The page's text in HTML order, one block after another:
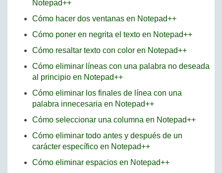
Notepad++
Cómo hacer dos ventanas en Notepad++
Cómo poner en negrita el texto en Notepad++
Cómo resaltar texto con color en Notepad++
Cómo eliminar líneas con una palabra no deseada
al principio en Notepad++
Cómo eliminar los finales de línea con una
palabra innecesaria en Notepad++
Cómo seleccionar una columna en Notepad++
Cómo eliminar todo antes y después de un
carácter específico en Notepad++
Cómo eliminar espacios en Notepad++